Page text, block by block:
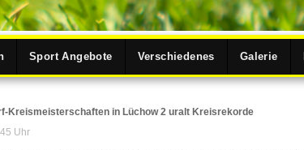
Sport Angebote Verschiedenes Galerie
Kreismeisterschaften in Lüchow 2 uralt Kreisrekorde
Uhr